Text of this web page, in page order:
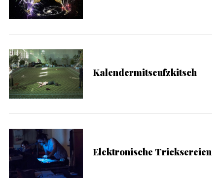
Kalendermitseufzkitsch
Elektronische Tricksereien